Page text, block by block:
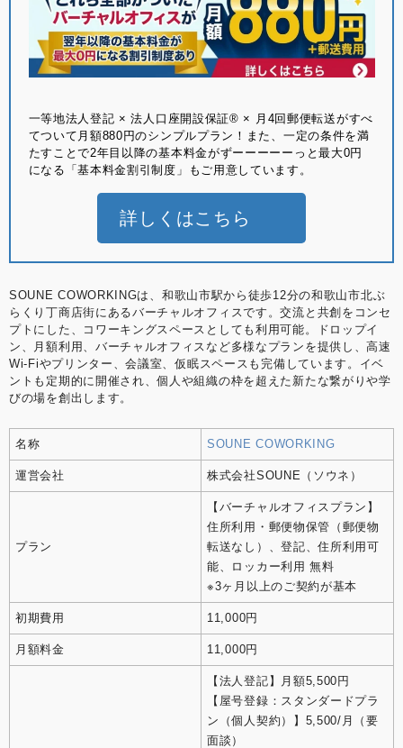
⼀等地法⼈登記 × 法⼈⼝座開設保証® × ⽉4回郵便転送がすべ
てついて月額880円のシンプルプラン！また、一定の条件を満
たすことで2年目以降の基本料金がずーーーーーっと最大0円
になる「基本料金割引制度」もご用意しています。
詳しくはこちら
SOUNE COWORKINGは、和歌山市駅から徒歩12分の和歌山市北ぶ
らくり丁商店街にあるバーチャルオフィスです。交流と共創をコンセ
プトにした、コワーキングスペースとしても利用可能。ドロップイ
ン、月額利用、バーチャルオフィスなど多様なプランを提供し、高速
Wi-Fiやプリンター、会議室、仮眠スペースも完備しています。イベ
ントも定期的に開催され、個人や組織の枠を超えた新たな繋がりや学
びの場を創出します。
名称 SOUNE COWORKING
運営会社 株式会社SOUNE（ソウネ）
プラン
【バーチャルオフィスプラン】
住所利用・郵便物保管（郵便物
転送なし）、登記、住所利用可
能、ロッカー利用 無料
※3ヶ月以上のご契約が基本
初期費用 11,000円
月額料金 11,000円
【法人登記】月額5,500円
【屋号登録：スタンダードプラ
ン（個人契約）】5,500/月（要
面談）